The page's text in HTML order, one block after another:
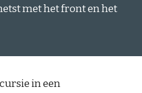
met het front en het
in een